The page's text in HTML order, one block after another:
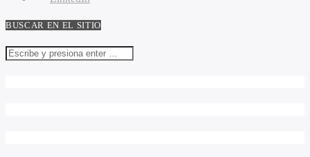
BUSCAR EN EL SITIO